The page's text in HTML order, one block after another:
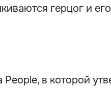
герцог и
в которой